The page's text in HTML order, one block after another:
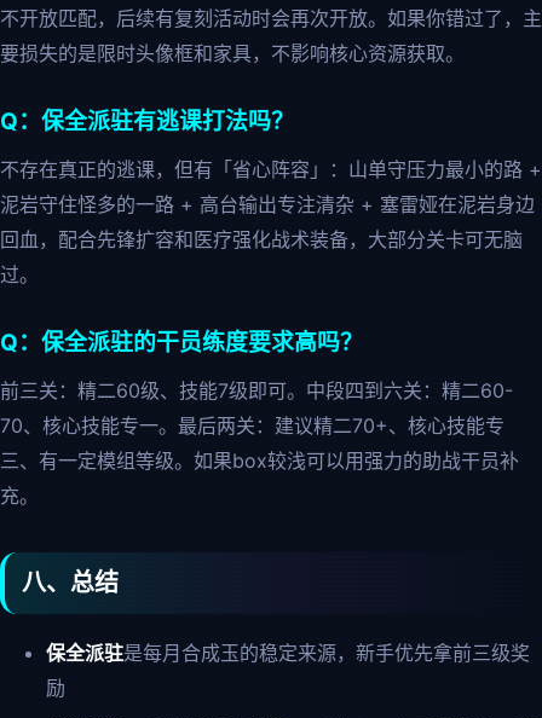
不开放匹配，后续有复刻活动时会再次开放。如果你错过了，主
要损失的是限时头像框和家具，不影响核心资源获取。
Q：保全派驻有逃课打法吗？
不存在真正的逃课，但有「省心阵容」：山单守压力最小的路 +
泥岩守住怪多的一路 + 高台输出专注清杂 + 塞雷娅在泥岩身边
回血，配合先锋扩容和医疗强化战术装备，大部分关卡可无脑
过。
Q：保全派驻的干员练度要求高吗？
前三关：精二60级、技能7级即可。中段四到六关：精二60-
70、核心技能专一。最后两关：建议精二70+、核心技能专
三、有一定模组等级。如果box较浅可以用强力的助战干员补
充。
八、总结
保全派驻是每月合成玉的稳定来源，新手优先拿前三级奖
励